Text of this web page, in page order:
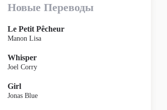
Новые Переводы
Le Petit Pêcheur
Manon Lisa
Whisper
Joel Corry
Girl
Jonas Blue